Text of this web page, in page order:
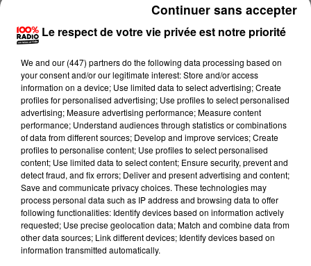
Lecture (1 min 14 sec)
100%
100% Radio l'agenda du Tarn nord
Le respect de votre vie privée est notre priorité
We and our (447) partnersdo the following data processing based on
your consent and/or our legitimate interest: Store and/or access
information on a device; Use limited data to select advertising; Create
profiles for personalised advertising; Use profiles to select personalised
advertising; Measure advertising performance; Measure content
performance; Understand audiences through statistics or combinations
of data from different sources; Develop and improve services; Create
profiles to personalise content; Use profiles to select personalised
content; Use limited data to select content; Ensure security, prevent and
detect fraud, and fix errors; Deliver and present advertising and content;
Save and communicate privacy choices. These technologies may
process personal data such as IP address and browsing data to offer
following functionalities: Identify devices based on information actively
requested; Use precise geolocation data; Match and combine data from
other data sources; Link different devices; Identify devices based on
information transmitted automatically.
Continuer sans accepter